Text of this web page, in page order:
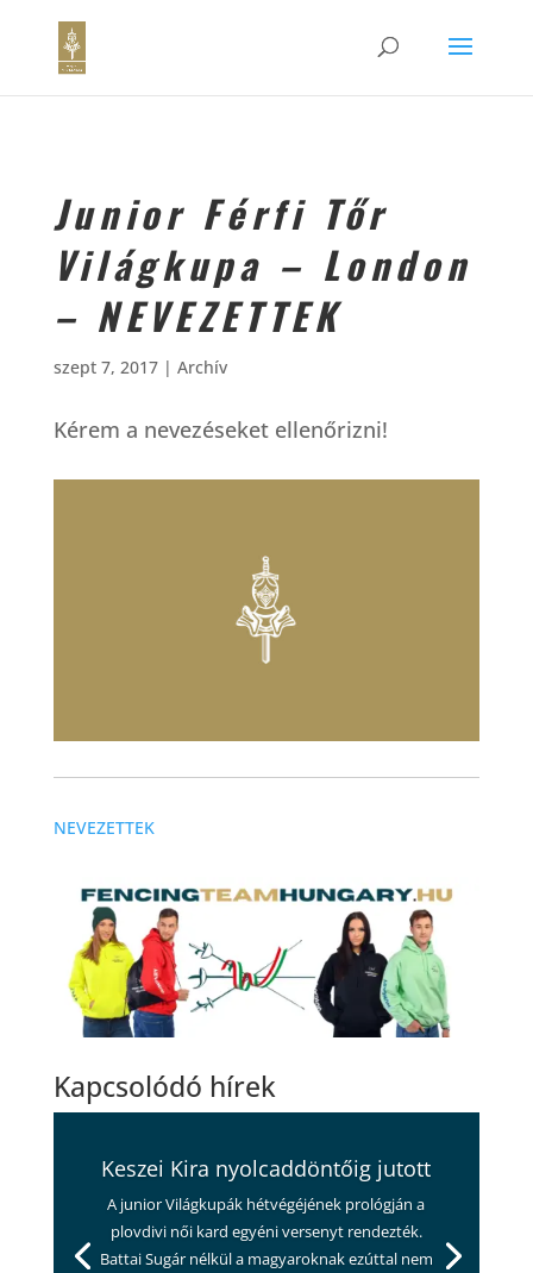
Junior Férfi Tőr
Világkupa – London
– NEVEZETTEK
szept 7, 2017| Archív
Kérem a nevezéseket ellenőrizni!
NEVEZETTEK
Kapcsolódó hírek
Keszei Kira nyolcaddöntőig jutott
A junior Világkupák hétvégéjének prológján a
plovdivi női kard egyéni versenyt rendezték.
Battai Sugár nélkül a magyaroknak ezúttal nem